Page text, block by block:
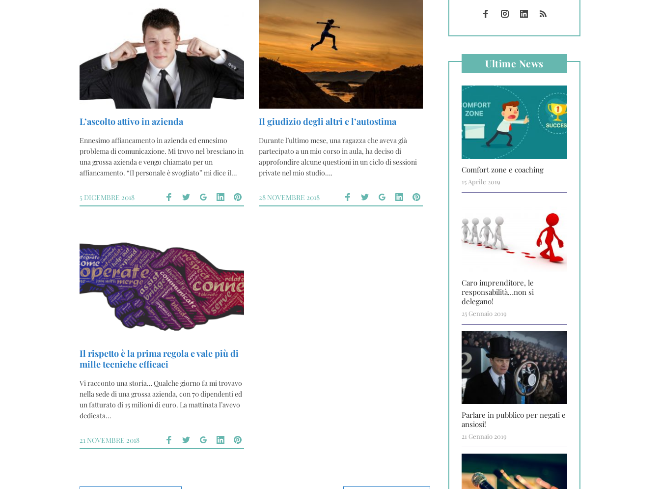
L’ascolto attivo in azienda
Ennesimo affiancamento in azienda ed ennesimo
problema di comunicazione. Mi trovo nel bresciano in
una grossa azienda e vengo chiamato per un
affiancamento. “Il personale è svogliato” mi dice il…
5 DICEMBRE 2018
Il giudizio degli altri e l’autostima
Durante l’ultimo mese, una ragazza che aveva già
partecipato a un mio corso in aula, ha deciso di
approfondire alcune questioni in un ciclo di sessioni
private nel mio studio….
28 NOVEMBRE 2018
Il rispetto è la prima regola e vale più di
mille tecniche efficaci
Vi racconto una storia… Qualche giorno fa mi trovavo
nella sede di una grossa azienda, con 70 dipendenti ed
un fatturato di 15 milioni di euro. La mattinata l’avevo
dedicata…
21 NOVEMBRE 2018
Ultime News
Comfort zone e coaching
15 Aprile 2019
Caro imprenditore, le
responsabilità…non si
delegano!
25 Gennaio 2019
Parlare in pubblico per negati e
ansiosi!
21 Gennaio 2019